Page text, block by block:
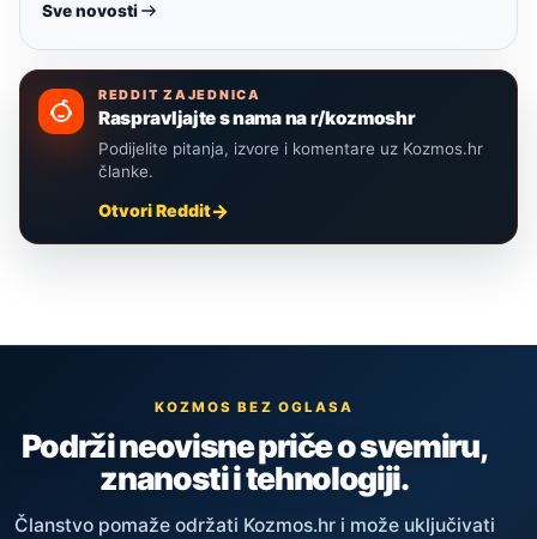
Sve novosti
REDDIT ZAJEDNICA
Raspravljajte s nama na r/kozmoshr
Podijelite pitanja, izvore i komentare uz Kozmos.hr
članke.
Otvori Reddit
KOZMOS BEZ OGLASA
Podrži neovisne priče o svemiru,
znanosti i tehnologiji.
Članstvo pomaže održati Kozmos.hr i može uključivati